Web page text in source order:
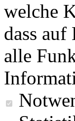
welche
dass
alle